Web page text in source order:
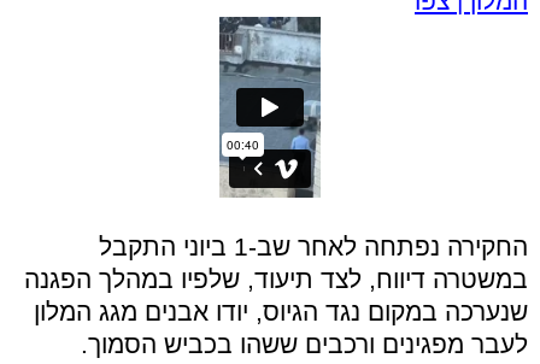
החקירה נפתחה לאחר שב-1 ביוני התקבל
במשטרה דיווח, לצד תיעוד, שלפיו במהלך הפגנה
שנערכה במקום נגד הגיוס, יודו אבנים מגג המלון
לעבר מפגינים ורכבים ששהו בכביש הסמוך.